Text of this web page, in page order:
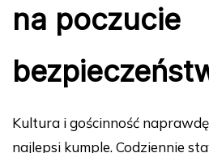
na poczucie
Kultura i gościnność
najlepsi kumple. Codziennie